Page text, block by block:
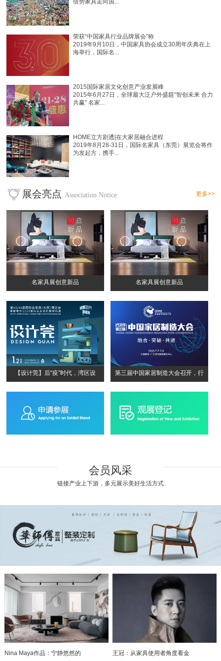
借势家具走向国...
荣获“中国家具行业品牌展会”称
2019年9月10日，中国家具协会成立30周年庆典在上
海举行，国际名...
2015国际家居文化创意产业发展峰
2015年6月27日，全球最大泛户外盛筵“智创未来 合力
共赢” 名家...
HOME立方剧透|在大家居融合进程
2019年8月28-31日，国际名家具（东莞）展览会将作
为发起方，携手...
展会亮点 Association Notice 更多>>
名家具展创意新品 名家具展创意新品
【设计莞】后“疫”时代，湾区设 第三届中国家居制造大会召开，行
会员风采
链接产业上下游，多元展示美好生活方式
Nina Maya作品：宁静悠然的
王冠：从家具使用者角度看金